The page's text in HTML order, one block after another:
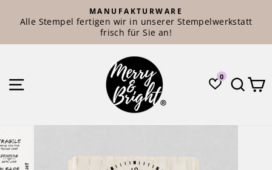
zum
Pause
Diashow
MANUFAKTURWARE
Alle Stempel fertigen wir in unserer Stempelwerkstatt
frisch für Sie an!
SEITENNAVIGATION 0